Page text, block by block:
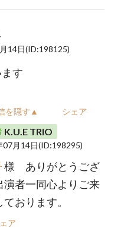
14日(ID:198125)
す
を隠す▲ シェア
K.U.E TRIO
07月14日(ID:198295)
様 ありがとうござ
演者一同心よりご来
おります。
ア